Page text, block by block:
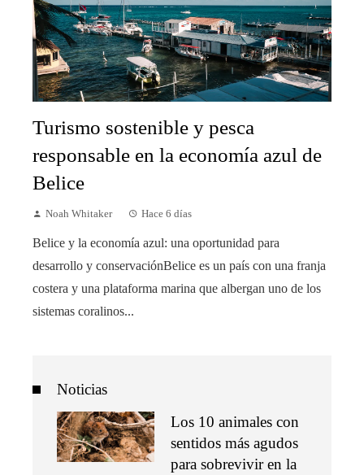
Turismo sostenible y pesca
responsable en la economía azul de
Belice
Noah Whitaker Hace 6 días
Belice y la economía azul: una oportunidad para
desarrollo y conservaciónBelice es un país con una franja
costera y una plataforma marina que albergan uno de los
sistemas coralinos...
Noticias
Los 10 animales con
sentidos más agudos
para sobrevivir en la